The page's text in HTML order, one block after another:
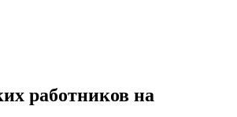
работников на